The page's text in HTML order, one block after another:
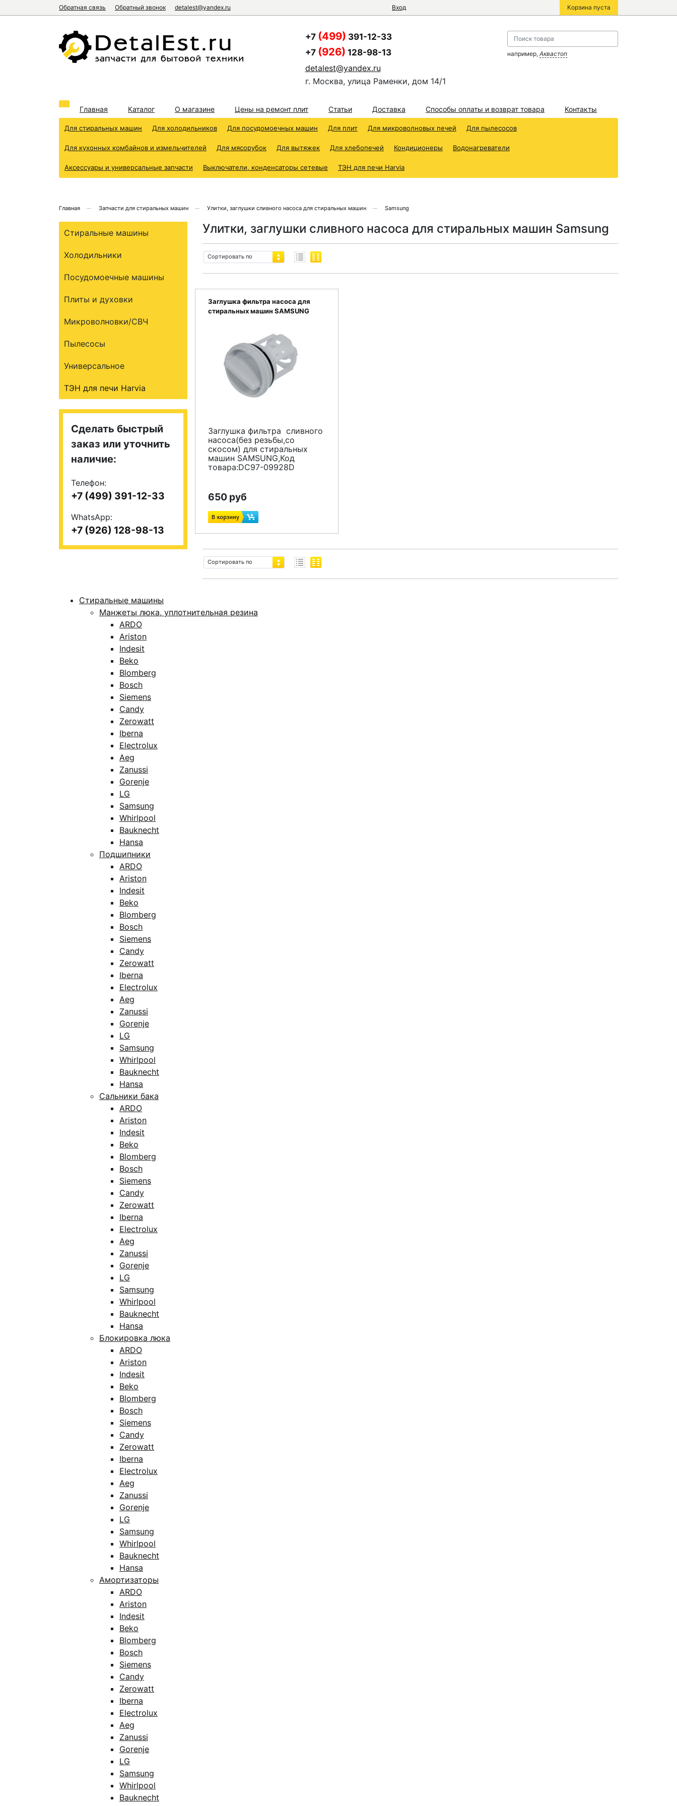
Обратная связь Обратный звонок detalest@yandex.ru Вход Корзина пуста
+7 (499) 391-12-33
+7 (926) 128-98-13
detalest@yandex.ru
г. Москва, улица Раменки, дом 14/1
например, Аквастоп
Главная Каталог О магазине Цены на ремонт плит Статьи Доставка Способы оплаты и возврат товара Контакты
Для стиральных машин Для холодильников Для посудомоечных машин Для плит Для микроволновых печей Для пылесосов
Для кухонных комбайнов и измельчителей Для мясорубок Для вытяжек Для хлебопечей Кондиционеры Водонагреватели
Аксессуары и универсальные запчасти Выключатели, конденсаторы сетевые ТЭН для печи Harvia
Главная Запчасти для стиральных машин Улитки, заглушки сливного насоса для стиральных машин Samsung
Улитки, заглушки сливного насоса для стиральных машин Samsung
Сортировать по
Заглушка фильтра насоса для
стиральных машин SAMSUNG
Заглушка фильтра сливного
насоса(без резьбы,со
скосом) для стиральных
машин SAMSUNG,Код
товара:DC97-09928D
650 руб
Сортировать по
Стиральные машины
Холодильники
Посудомоечные машины
Плиты и духовки
Микроволновки/СВЧ
Пылесосы
Универсальное
ТЭН для печи Harvia
Сделать быстрый
заказ или уточнить
наличие:
Телефон:
+7 (499) 391-12-33
WhatsApp:
+7 (926) 128-98-13
Стиральные машины
Манжеты люка, уплотнительная резина
ARDO
Ariston
Indesit
Beko
Blomberg
Bosch
Siemens
Candy
Zerowatt
Iberna
Electrolux
Aeg
Zanussi
Gorenje
LG
Samsung
Whirlpool
Bauknecht
Hansa
Подшипники
ARDO
Ariston
Indesit
Beko
Blomberg
Bosch
Siemens
Candy
Zerowatt
Iberna
Electrolux
Aeg
Zanussi
Gorenje
LG
Samsung
Whirlpool
Bauknecht
Hansa
Сальники бака
ARDO
Ariston
Indesit
Beko
Blomberg
Bosch
Siemens
Candy
Zerowatt
Iberna
Electrolux
Aeg
Zanussi
Gorenje
LG
Samsung
Whirlpool
Bauknecht
Hansa
Блокировка люка
ARDO
Ariston
Indesit
Beko
Blomberg
Bosch
Siemens
Candy
Zerowatt
Iberna
Electrolux
Aeg
Zanussi
Gorenje
LG
Samsung
Whirlpool
Bauknecht
Hansa
Амортизаторы
ARDO
Ariston
Indesit
Beko
Blomberg
Bosch
Siemens
Candy
Zerowatt
Iberna
Electrolux
Aeg
Zanussi
Gorenje
LG
Samsung
Whirlpool
Bauknecht